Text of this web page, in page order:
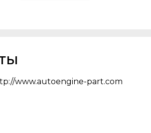
www.autoengine-part.com